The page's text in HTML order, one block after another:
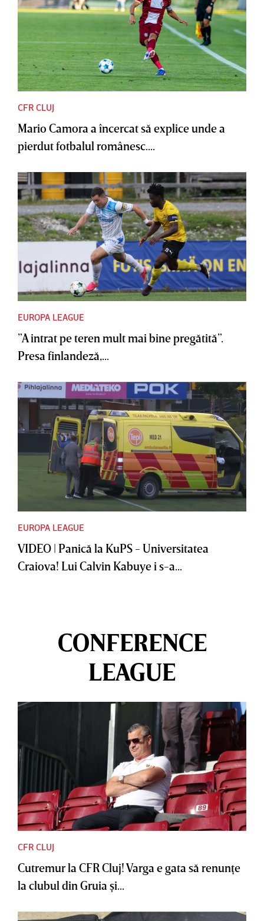
CFR CLUJ
Mario Camora a încercat să explice unde a
pierdut fotbalul românesc....
EUROPA LEAGUE
”A intrat pe teren mult mai bine pregătită”.
Presa finlandeză,...
EUROPA LEAGUE
VIDEO | Panică la KuPS - Universitatea
Craiova! Lui Calvin Kabuye i s-a...
CONFERENCE
LEAGUE
CFR CLUJ
Cutremur la CFR Cluj! Varga e gata să renunţe
la clubul din Gruia şi...